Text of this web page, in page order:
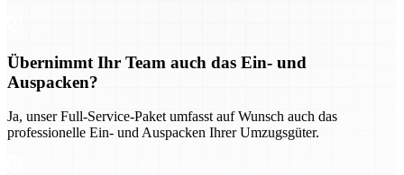
Übernimmt Ihr Team auch das Ein- und
Auspacken?
Ja, unser Full-Service-Paket umfasst auf Wunsch auch das
professionelle Ein- und Auspacken Ihrer Umzugsgüter.